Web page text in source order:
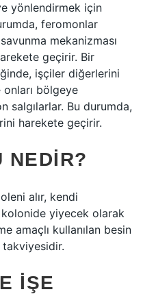
yönlendirmek için
feromonlar
mekanizması
geçirir. Bir
işçiler diğerlerini
bölgeye
salgılarlar. Bu durumda,
harekete geçirir.
NEDIR?
alır, kendi
kolonide yiyecek olarak
amaçlı kullanılan besin
takviyesidir.
IŞE